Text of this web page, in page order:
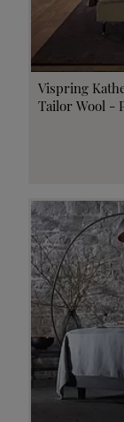
Vispring
Tailor Wool -